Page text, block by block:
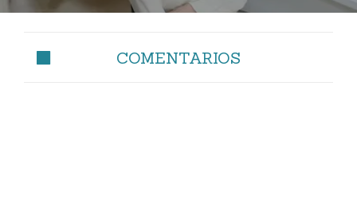
COMENTARIOS